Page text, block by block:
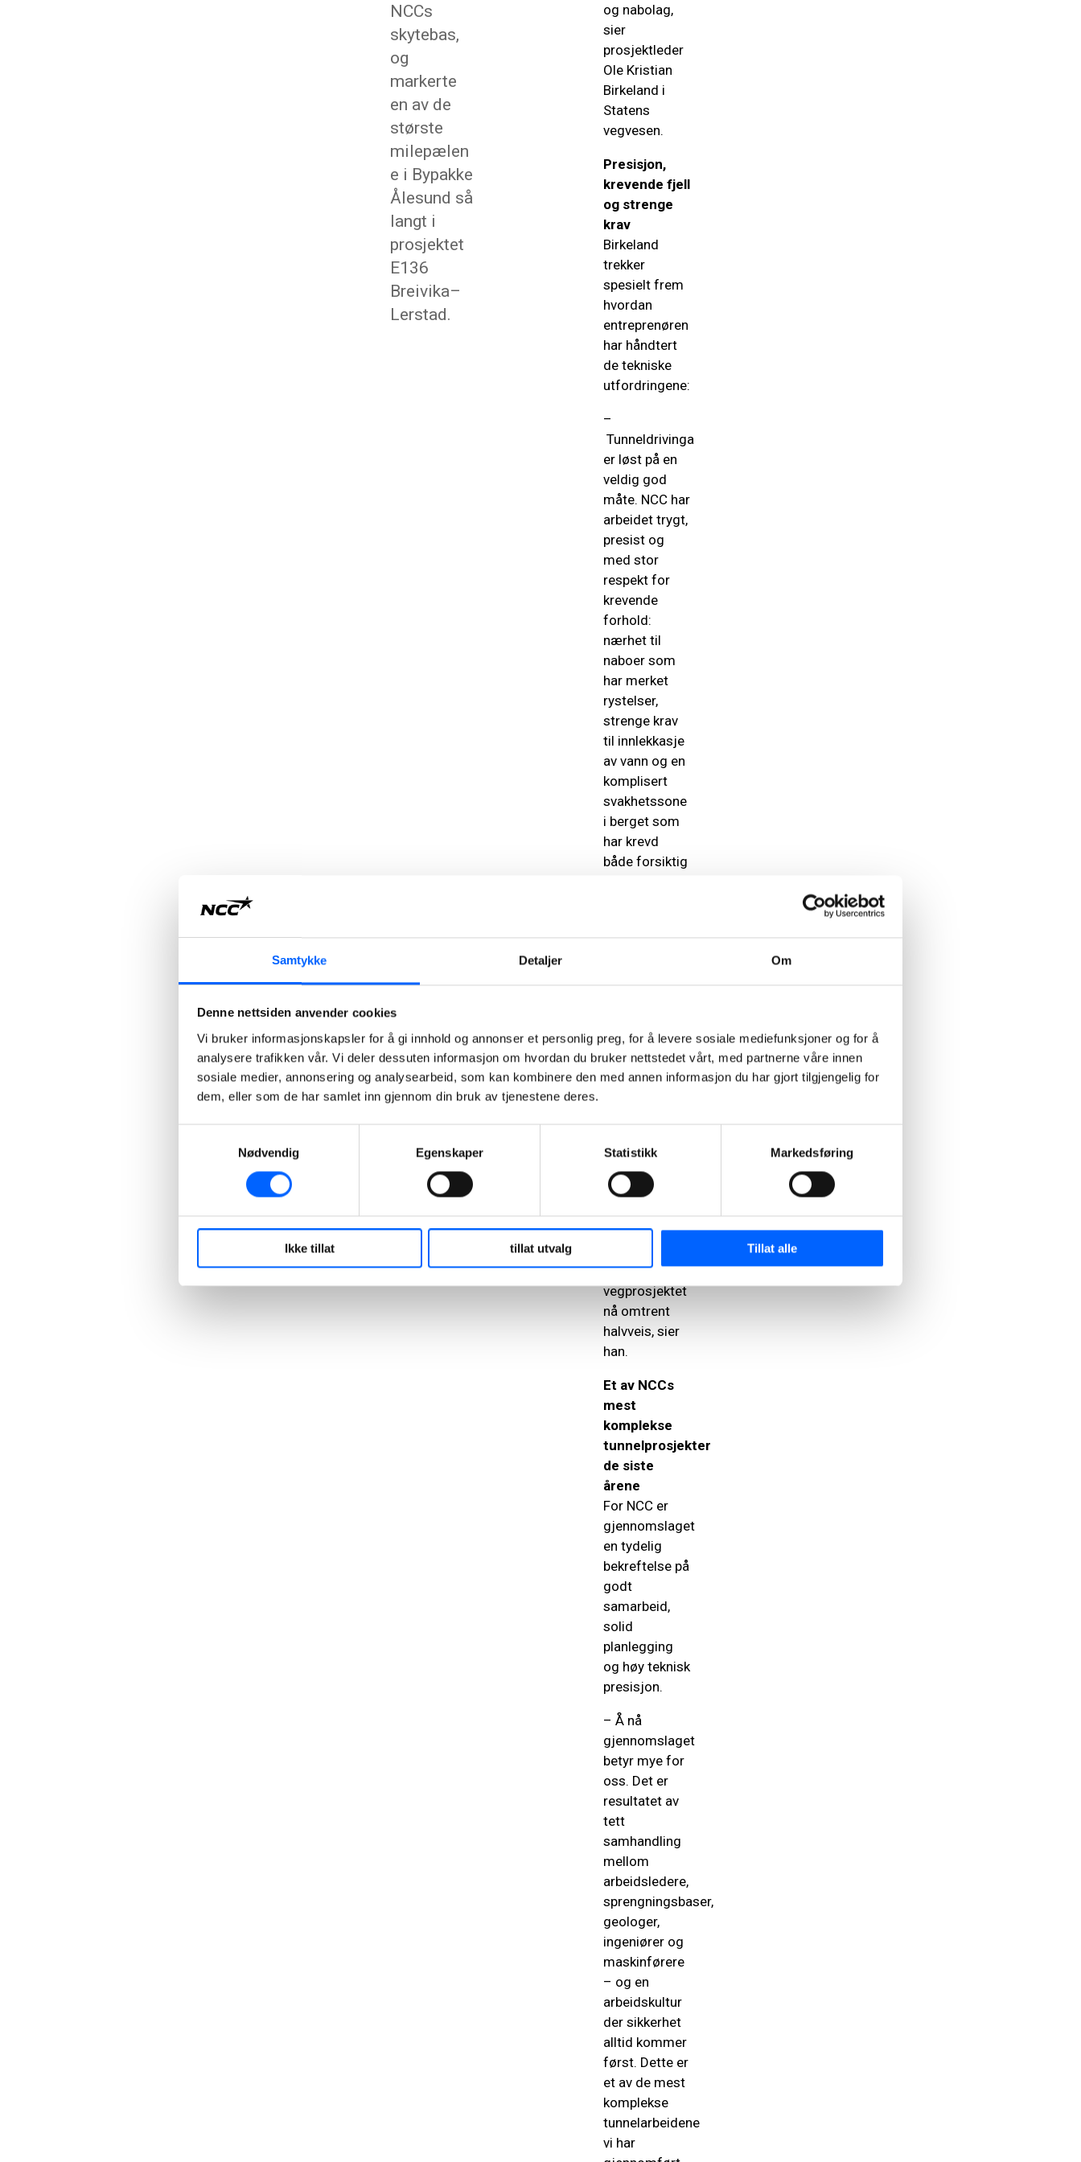
Samtykke Detaljer Om
Denne nettsiden anvender cookies
Vi bruker informasjonskapsler for å gi innhold og annonser et personlig preg, for å levere sosiale mediefunksjoner og for å
analysere trafikken vår. Vi deler dessuten informasjon om hvordan du bruker nettstedet vårt, med partnerne våre innen
sosiale medier, annonsering og analysearbeid, som kan kombinere den med annen informasjon du har gjort tilgjengelig for
dem, eller som de har samlet inn gjennom din bruk av tjenestene deres.
Nødvendig
Egenskaper Statistikk Markedsføring
Ikke tillat tillat utvalg Tillat alle
NCCs
skytebas,
og
markerte
en av de
største
milepælen
e i Bypakke
Ålesund så
langt i
prosjektet
E136
Breivika–
Lerstad.
og nabolag,
sier
prosjektleder
Ole Kristian
Birkeland i
Statens
vegvesen.
Presisjon,
krevende fjell
og strenge
krav
Birkeland
trekker
spesielt frem
hvordan
entreprenøren
har håndtert
de tekniske
utfordringene:
–
Tunneldrivinga
er løst på en
veldig god
måte. NCC har
arbeidet trygt,
presist og
med stor
respekt for
krevende
forhold:
nærhet til
naboer som
har merket
rystelser,
strenge krav
til innlekkasje
av vann og en
komplisert
svakhetssone
i berget som
har krevd
både forsiktig
Birkeland.
fortsetter
med samme
intensitet:
gjenstår rundt
160 meter i
det andre
gjennomslag
Samlet sett er
vegprosjektet
nå omtrent
halvveis, sier
han.
Et av NCCs
mest
komplekse
tunnelprosjekter
de siste
årene
For NCC er
gjennomslaget
en tydelig
bekreftelse på
godt
samarbeid,
solid
planlegging
og høy teknisk
presisjon.
–Å nå
gjennomslaget
betyr mye for
oss. Det er
resultatet av
tett
samhandling
mellom
arbeidsledere,
sprengningsbaser,
geologer,
ingeniører og
maskinførere
– og en
arbeidskultur
der sikkerhet
alltid kommer
først. Dette er
et av de mest
komplekse
tunnelarbeidene
vi har